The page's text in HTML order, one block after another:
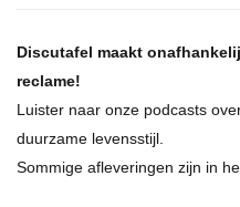
Discutafel maakt
reclame!
Luister naar onze podcasts
duurzame levensstijl.
Sommige afleveringen zijn in